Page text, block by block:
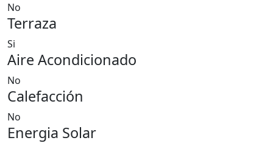
No
Terraza
Si
Aire Acondicionado
No
Calefacción
No
Energia Solar